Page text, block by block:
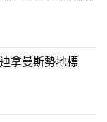
拿曼斯勢地標